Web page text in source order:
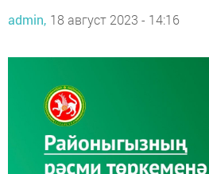
admin, 18 август 2023 - 14:16